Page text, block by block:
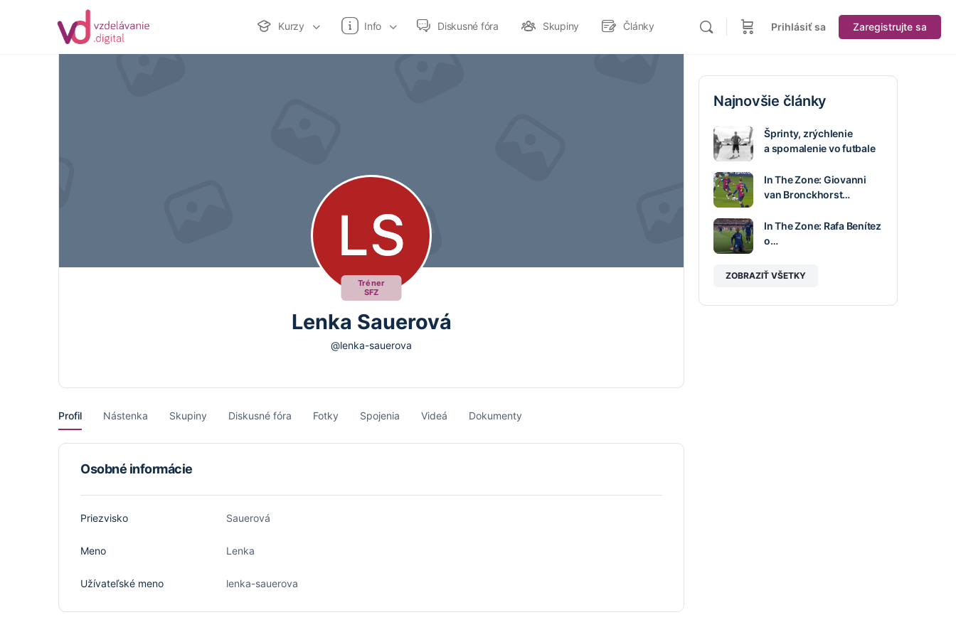
Kurzy Info Diskusné fóra Skupiny Články Prihlásiť sa Zaregistrujte sa
Tréner
SFZ
Lenka Sauerová
@lenka-sauerova
Profil Nástenka Skupiny Diskusné fóra Fotky Spojenia Videá Dokumenty
Osobné informácie
Priezvisko Sauerová
Meno Lenka
Užívateľské meno lenka-sauerova
Najnovšie články
Šprinty, zrýchlenie
a spomalenie vo futbale
In The Zone: Giovanni
van Bronckhorst…
In The Zone: Rafa Benítez
o…
ZOBRAZIŤ VŠETKY